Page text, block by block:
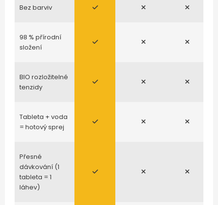
Bez barviv
98 % přírodní
složení
BIO rozložitelné
tenzidy
Tableta + voda
= hotový sprej
Přesné
dávkování (1
tableta = 1
láhev)